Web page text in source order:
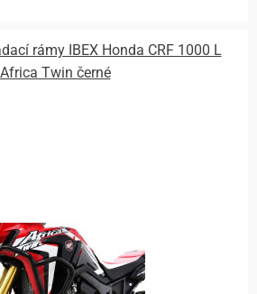
rámy IBEX Honda CRF 1000 L
Africa Twin černé